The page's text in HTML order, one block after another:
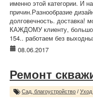
именно этой категории. И
причин.Разнообразие
долговечность. доставка!
КАЖДОМУ клиенту,
154.. работаем без
08.06.2017
Ремонт
Сад, благоустройство / Уход